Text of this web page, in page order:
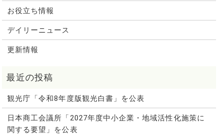
お役立ち情報
デイリーニュース
更新情報
観光庁「令和8年度版観光白書」を公表
日本商工会議所「2027年度中小企業・地域活性化施策に
関する要望」を公表